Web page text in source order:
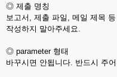
◎ 제출 명칭
보고서, 제출 파일, 메일 제목
작성하지 말아주세요.
◎ parameter 형태
바꾸시면 안됩니다. 반드시 주